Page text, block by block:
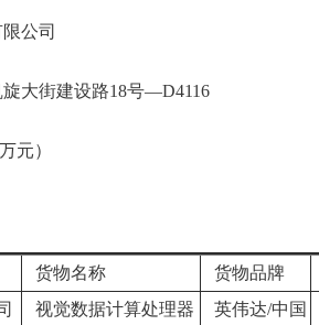
公司
大街建设路18号—D4116
元）
货物名称 货物品牌
视觉数据计算处理器 英伟达/中国